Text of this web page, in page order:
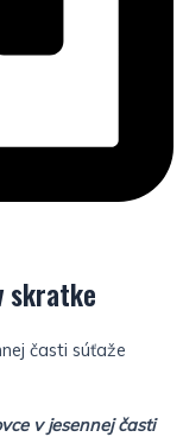
skratke
časti súťaže
v jesennej časti